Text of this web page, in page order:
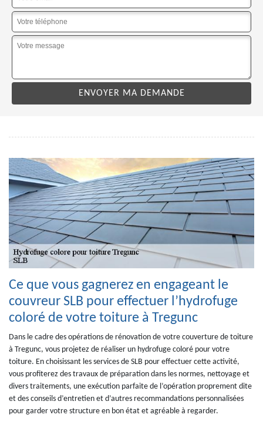
Ce que vous gagnerez en engageant le
couvreur SLB pour effectuer l’hydrofuge
coloré de votre toiture à Tregunc
Dans le cadre des opérations de rénovation de votre couverture de toiture
à Tregunc, vous projetez de réaliser un hydrofuge coloré pour votre
toiture. En choisissant les services de SLB pour effectuer cette activité,
vous profiterez des travaux de préparation dans les normes, nettoyage et
divers traitements, une exécution parfaite de l’opération proprement dite
et des conseils d’entretien et d’autres recommandations personnalisées
pour garder votre structure en bon état et agréable à regarder.